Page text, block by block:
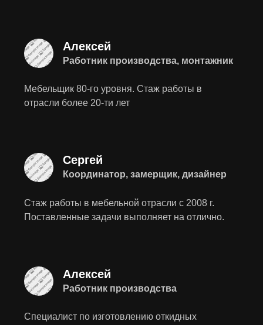
Алексей
Работник производства, монтажник
Мебельщик 80-го уровня. Стаж работы в
отрасли более 20-ти лет
Сергей
Координатор, замерщик, дизайнер
Стаж работы в мебельной отрасли с 2008 г.
Поставленные задачи выполняет на отлично.
Алексей
Работник производства
Специалист по изготовлению откидных